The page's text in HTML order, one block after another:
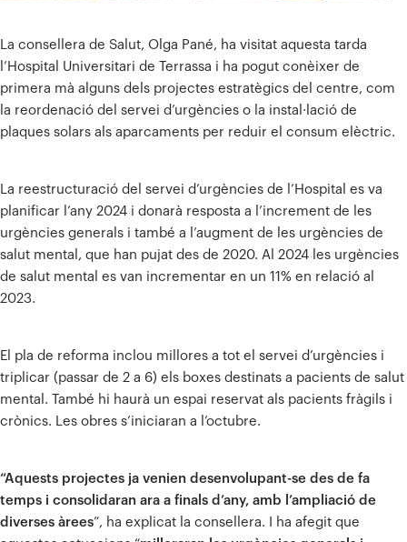
La consellera de Salut, Olga Pané, ha visitat aquesta tarda
l’Hospital Universitari de Terrassa i ha pogut conèixer de
primera mà alguns dels projectes estratègics del centre, com
la reordenació del servei d’urgències o la instal·lació de
plaques solars als aparcaments per reduir el consum elèctric.
La reestructuració del servei d’urgències de l’Hospital es va
planificar l’any 2024 i donarà resposta a l’increment de les
urgències generals i també a l’augment de les urgències de
salut mental, que han pujat des de 2020. Al 2024 les urgències
de salut mental es van incrementar en un 11% en relació al
2023.
El pla de reforma inclou millores a tot el servei d’urgències i
triplicar (passar de 2 a 6) els boxes destinats a pacients de salut
mental. També hi haurà un espai reservat als pacients fràgils i
crònics. Les obres s’iniciaran a l’octubre.
“Aquests projectes ja venien desenvolupant-se des de fa
temps i consolidaran ara a finals d’any, amb l’ampliació de
diverses àrees”, ha explicat la consellera. I ha afegit que